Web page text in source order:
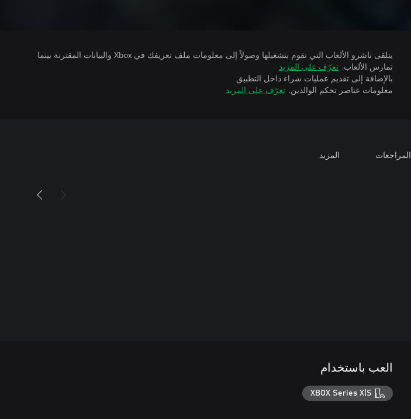
يتلقى ناشرو الألعاب التي تقوم بتشغيلها وصولاً إلى معلومات ملف تعريفك في Xbox والبيانات المقترنة بينما
تمارس الألعاب. تعرّف على المزيد
بالإضافة إلى تقديم عمليات شراء داخل التطبيق
معلومات عناصر تحكم الوالدين. تعرّف على المزيد
المراجعات المزيد
العب باستخدام
XBOX Series X|S